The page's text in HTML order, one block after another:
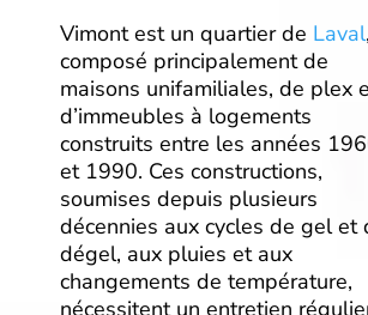
Vimont est un quartier de Laval,
composé principalement de
maisons unifamiliales, de plex
d’immeubles à logements
construits entre les années
et 1990. Ces constructions,
soumises depuis plusieurs
décennies aux cycles de gel et
dégel, aux pluies et aux
changements de température,
nécessitent un entretien